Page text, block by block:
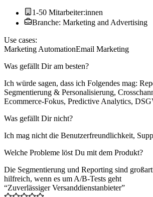
1-50 Mitarbeiter:innen
Branche: Marketing and Advertising
Use cases:
Marketing AutomationEmail Marketing
Was gefällt Dir am besten?
Ich würde sagen, dass ich Folgendes mag:
Segmentierung & Personalisierung,
Ecommerce-Fokus, Predictive Analytics,
Was gefällt Dir nicht?
Ich mag nicht die Benutzerfreundlichkeit,
Welche Probleme löst Du mit dem Produkt?
Die Segmentierung und Reporting sind
hilfreich, wenn es um A/B-Tests geht
“Zuverlässiger Versanddienstanbieter”